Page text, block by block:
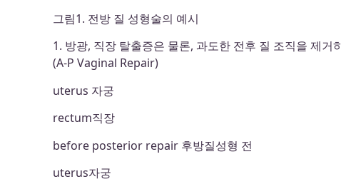
그림1. 전방 질 성형술의 예시
1. 방광, 직장 탈출증은 물론, 과도한 전후 질 조직을 제
(A-P Vaginal Repair)
uterus 자궁
rectum직장
before posterior repair 후방질성형 전
uterus자궁